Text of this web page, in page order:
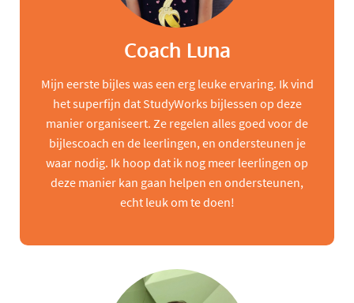
Coach Luna
Mijn eerste bijles was een erg leuke ervaring. Ik vind
het superfijn dat StudyWorks bijlessen op deze
manier organiseert. Ze regelen alles goed voor de
bijlescoach en de leerlingen, en ondersteunen je
waar nodig. Ik hoop dat ik nog meer leerlingen op
deze manier kan gaan helpen en ondersteunen,
echt leuk om te doen!